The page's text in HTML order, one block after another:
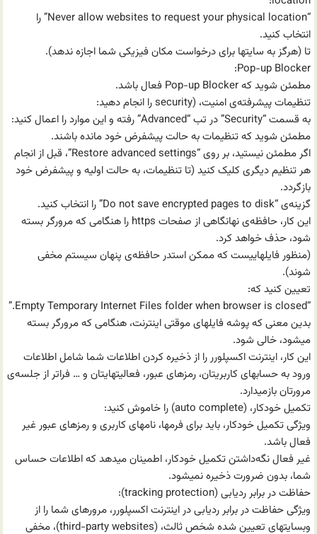
“Never allow websites to request your physical location” را
انتخاب کنید.
تا (هرگز به سایتها برای درخواست مکان فیزیکی شما اجازه ندهد).
Pop-up Blocker:
مطمئن شوید که Pop-up Blocker فعال باشد.
تنظیمات پیشرفته‌ی امنیت، (security را انجام دهید:
به قسمت “Security” در تب “Advanced” رفته و این موارد را اعمال کنید:
مطمئن شوید که تنظیمات به حالت پیشفرض خود مانده باشند.
اگر مطمئن نیستید، بر روی “Restore advanced settings”، قبل از انجام
هر تنظیم دیگری کلیک کنید (تا تنظیمات، به حالت اولیه و پیشفرض خود
باز‌گردد.
گزینه‌ی “Do not save encrypted pages to disk” را انتخاب کنید.
این کار، حافظه‌ی نهانگاهی از صفحات https را هنگامی که مرورگر بسته
شود، حذف خواهد کرد.
(منظور فایلهاییست که ممکن استدر حافظه‌ی پنهان سیستم مخفی
شوند).
تعیین کنید که:
“Empty Temporary Internet Files folder when browser is closed.”
بدین معنی که پوشه فایلهای موقتی اینترنت، هنگامی که مرورگر بسته
میشود، خالی شود.
این کار، اینترنت اکسپلورر را از ذخیره کردن اطلاعات شما شامل اطلاعات
ورود به حسابهای کاربریتان، رمزهای عبور، فعالیتهایتان و … فراتر از جلسه‌ی
مرورتان باز‌میدارد.
تکمیل خودکار، (auto complete) را خاموش کنید:
ویژگی تکمیل خودکار، باید برای فرمها، نامهای کاربری و رمزهای عبور غیر
فعال باشد.
غیر فعال نگه‌داشتن تکمیل خودکار، اطمینان میدهد که اطلاعات حساس
شما، بدون ضرورت ذخیره نمیشود.
حفاظت در برابر ردیابی (tracking protection):
ویژگی حفاظت در برابر ردیابی در اینترنت اکسپلورر، مرورهای شما را از
وبسایتهای تعیین شده شخص ثالث، (third-party websites)، مخفی